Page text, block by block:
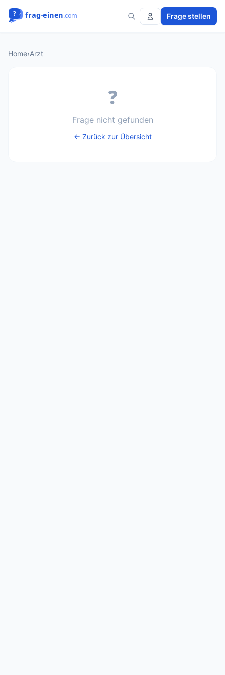
Frage stellen
Home›Arzt
❓
Frage nicht gefunden
← Zurück zur Übersicht